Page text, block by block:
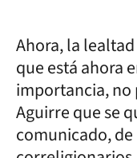
Ahora, la
que está ahora
importancia, no
Aguirre que se
comunicado,